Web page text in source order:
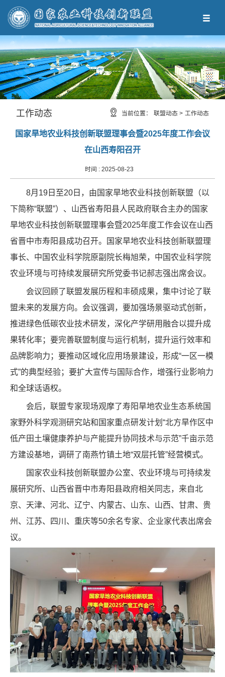
工作动态 当前位置： 联盟动态 > 工作动态
国家旱地农业科技创新联盟理事会暨2025年度工作会议
在山西寿阳召开
时间 : 2025-08-23
8月19日至20日，由国家旱地农业科技创新联盟（以
下简称“联盟”）、山西省寿阳县人民政府联合主办的国家
旱地农业科技创新联盟理事会暨2025年度工作会议在山西
省晋中市寿阳县成功召开。国家旱地农业科技创新联盟理
事长、中国农业科学院原副院长梅旭荣，中国农业科学院
农业环境与可持续发展研究所党委书记郝志强出席会议。
会议回顾了联盟发展历程和丰硕成果，集中讨论了联
盟未来的发展方向。会议强调，要加强场景驱动式创新，
推进绿色低碳农业技术研发，深化产学研用融合以提升成
果转化率；要完善联盟制度与运行机制，提升运行效率和
品牌影响力；要推动区域化应用场景建设，形成“一区一模
式”的典型经验；要扩大宣传与国际合作，增强行业影响力
和全球话语权。
会后，联盟专家现场观摩了寿阳旱地农业生态系统国
家野外科学观测研究站和国家重点研发计划“北方旱作区中
低产田土壤健康养护与产能提升协同技术与示范”千亩示范
方建设基地，调研了南燕竹镇土地“双层托管”经营模式。
国家农业科技创新联盟办公室、农业环境与可持续发
展研究所、山西省晋中市寿阳县政府相关同志，来自北
京、天津、河北、辽宁、内蒙古、山东、山西、甘肃、贵
州、江苏、四川、重庆等50余名专家、企业家代表出席会
议。